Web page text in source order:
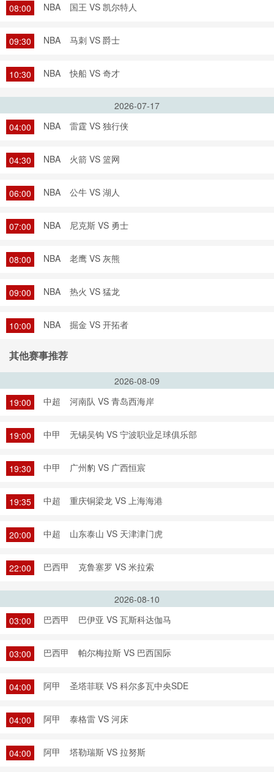
08:00 NBA 国王 VS 凯尔特人
09:30 NBA 马刺 VS 爵士
10:30 NBA 快船 VS 奇才
2026-07-17
04:00
NBA 雷霆 VS 独行侠
04:30 NBA 火箭 VS 篮网
06:00 NBA 公牛 VS 湖人
07:00 NBA 尼克斯 VS 勇士
08:00 NBA 老鹰 VS 灰熊
09:00 NBA 热火 VS 猛龙
10:00 NBA 掘金 VS 开拓者
其他赛事推荐
2026-08-09
19:00
中超 河南队 VS 青岛西海岸
19:00 中甲 无锡吴钩 VS 宁波职业足球俱乐部
19:30 中甲 广州豹 VS 广西恒宸
19:35 中超 重庆铜梁龙 VS 上海海港
20:00 中超 山东泰山 VS 天津津门虎
22:00 巴西甲 克鲁塞罗 VS 米拉索
2026-08-10
03:00
巴西甲 巴伊亚 VS 瓦斯科达伽马
03:00 巴西甲 帕尔梅拉斯 VS 巴西国际
04:00 阿甲 圣塔菲联 VS 科尔多瓦中央SDE
04:00 阿甲 泰格雷 VS 河床
04:00 阿甲 塔勒瑞斯 VS 拉努斯